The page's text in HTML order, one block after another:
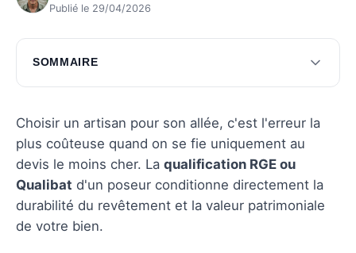
Publié le 29/04/2026
SOMMAIRE
Les artisans adaptés pour une allée de jardin
Les critères essentiels pour choisir un artisan
Comparaison des coûts et des services offerts
Questions fréquentes
Choisir un artisan pour son allée, c'est l'erreur la
plus coûteuse quand on se fie uniquement au
devis le moins cher. La qualification RGE ou
Qualibat d'un poseur conditionne directement la
durabilité du revêtement et la valeur patrimoniale
de votre bien.